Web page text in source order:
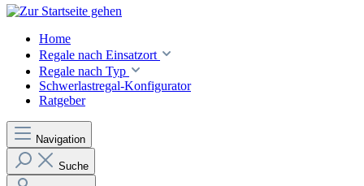
Home
Regale nach Einsatzort
Regale nach Typ
Schwerlastregal-Konfigurator
Ratgeber
Navigation
Suche